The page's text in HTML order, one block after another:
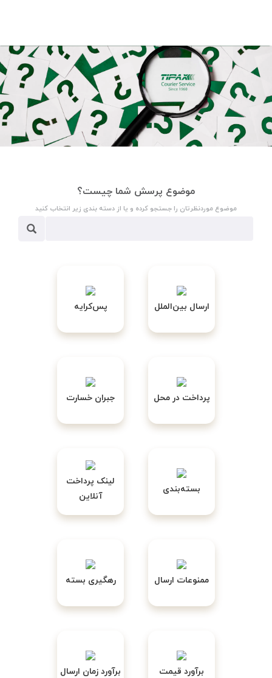
موضوع پرسش شما چیست؟
موضوع موردنظرتان را جستجو کرده و یا از دسته بندی زیر انتخاب کنید
ارسال بین‌الملل پس‌کرایه
پرداخت در محل جبران خسارت
بسته‌بندی
لینک پرداخت
آنلاین
ممنوعات ارسال رهگیری بسته
برآورد قیمت برآورد زمان ارسال